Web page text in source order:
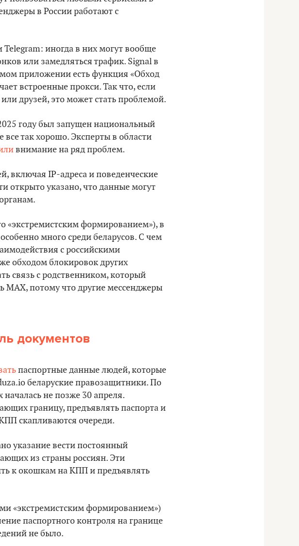
в России работают с
иногда в них могут вообще
или замедляться трафик. Signal в
приложении есть функция «Обход
встроенные прокси. Так что, если
друзей, это может стать проблемой.
году был запущен национальный
все так хорошо. Эксперты в области
внимание на ряд проблем.
включая IP-адреса и поведенческие
открыто указано, что данные могут
«экстремистским формированием»), в
много среди беларусов. С чем
с российскими
обходом блокировок других
связь с родственником, который
MAX, потому что другие мессенджеры
документов
паспортные данные людей, которые
беларуские правозащитники. По
не позже 30 апреля.
границу, предъявлять паспорта и
скапливаются очереди.
указание вести постоянный
из страны россиян. Эти
к окошкам на КПП и предъявлять
«экстремистским формированием»)
паспортного контроля на границе
не было.